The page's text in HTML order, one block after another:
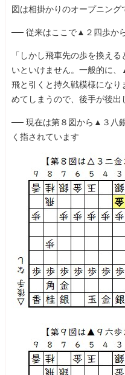
図は相掛かりのオープニング
── 従来はここで▲２四歩か
「しかし飛車先の歩を換え
いといけません。一般的に
飛と引くと持久戦模様にな
めてしまうので、後手が後出
── 現在は第８図から▲３八
く指されています